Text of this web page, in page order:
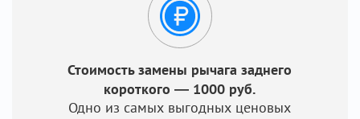
Стоимость замены рычага заднего
короткого — 1000 руб.
Одно из самых выгодных ценовых